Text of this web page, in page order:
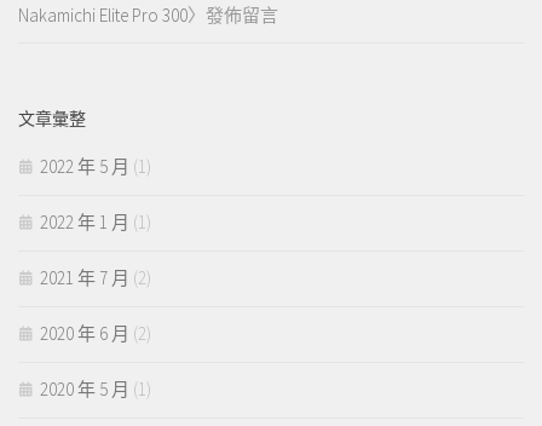
Nakamichi Elite Pro 300〉發佈留言
文章彙整
2022 年 5 月 (1)
2022 年 1 月 (1)
2021 年 7 月 (2)
2020 年 6 月 (2)
2020 年 5 月 (1)